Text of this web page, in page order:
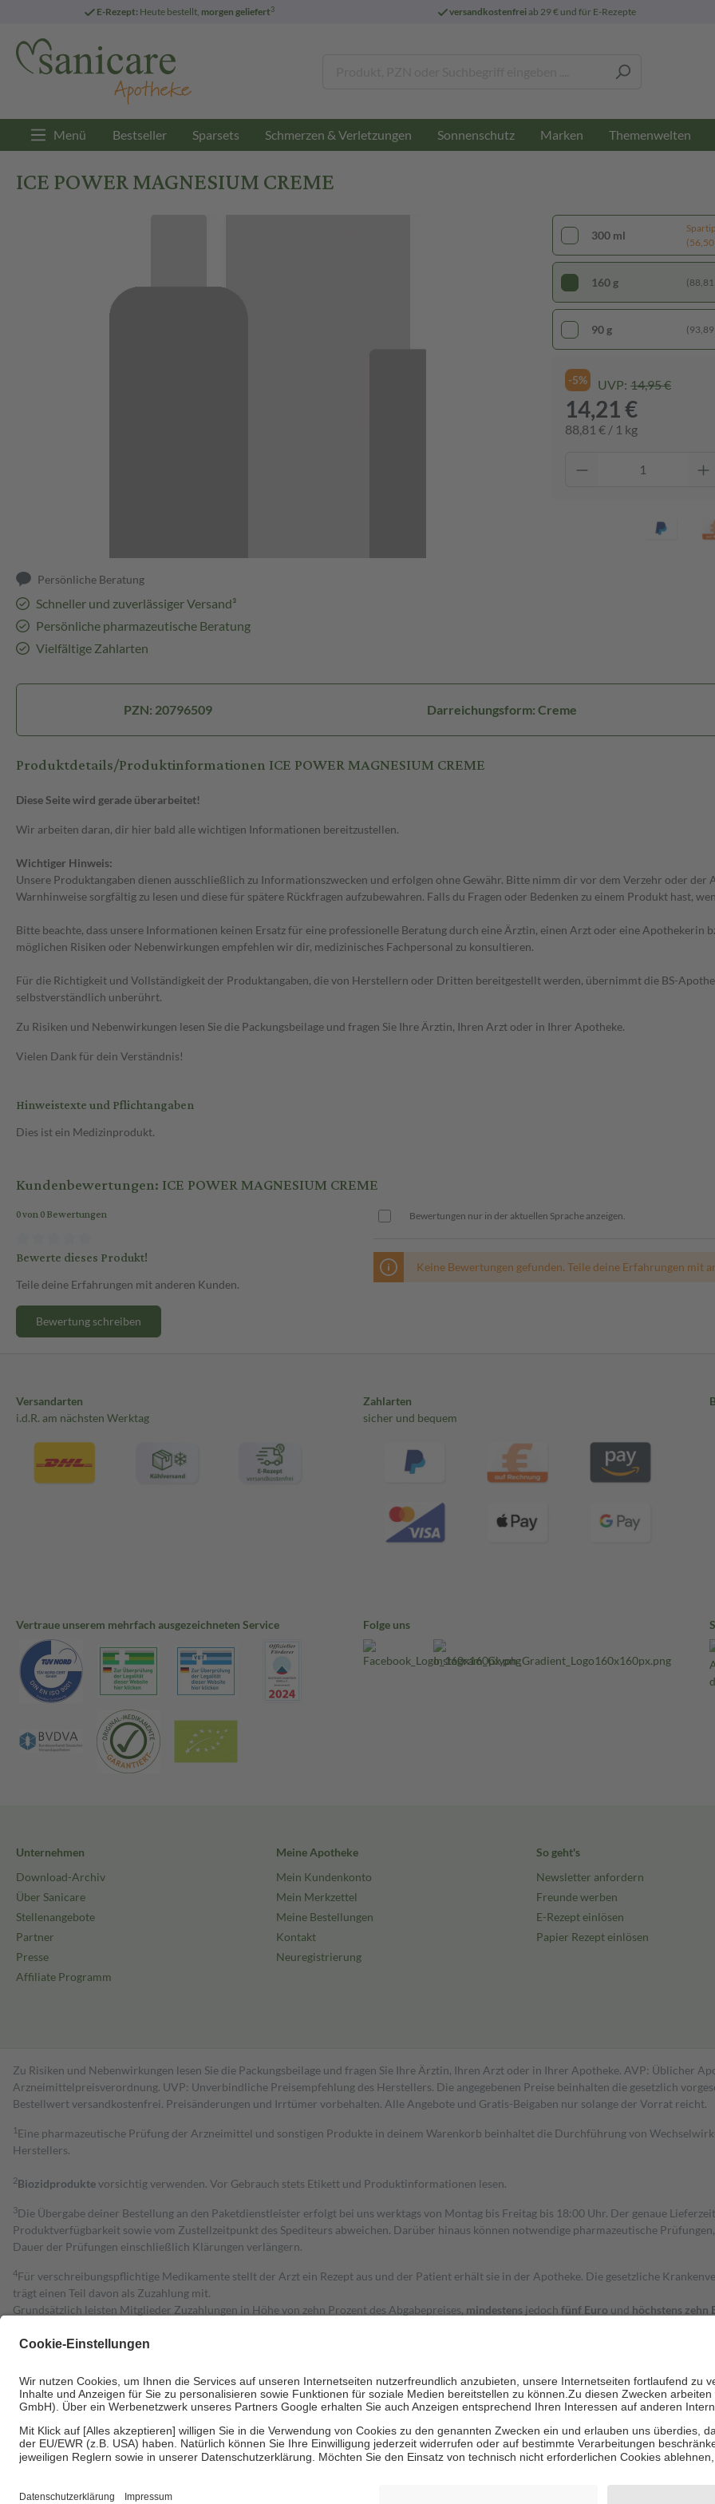
E-Rezept: Heute bestellt, morgen geliefert3 versandkostenfreiab 29 € und für E-Rezepte
Menü Bestseller Sparsets Schmerzen & Verletzungen Sonnenschutz Marken Themenwelten
ICE POWER MAGNESIUM CREME
Persönliche Beratung
Schneller und zuverlässiger Versand³
Persönliche pharmazeutische Beratung
Vielfältige Zahlarten
300 ml
(56,50
160 g (88,81
90 g (93,89
-5% UVP: 14,95 €
14,21 €
88,81 € / 1 kg
PZN: 20796509 Darreichungsform: Creme
Produktdetails/Produktinformationen ICE POWER MAGNESIUM CREME
Diese Seite wird gerade überarbeitet!
Wir arbeiten daran, dir hier bald alle wichtigen Informationen bereitzustellen.
Wichtiger Hinweis:
Unsere Produktangaben dienen ausschließlich zu Informationszwecken und erfolgen ohne Gewähr. Bitte nimm dir vor dem Verzehr oder
Warnhinweise sorgfältig zu lesen und diese für spätere Rückfragen aufzubewahren. Falls du Fragen oder Bedenken zu einem Produkt hast,
Bitte beachte, dass unsere Informationen keinen Ersatz für eine professionelle Beratung durch eine Ärztin, einen Arzt oder eine Apothekerin
möglichen Risiken oder Nebenwirkungen empfehlen wir dir, medizinisches Fachpersonal zu konsultieren.
Für die Richtigkeit und Vollständigkeit der Produktangaben, die von Herstellern oder Dritten bereitgestellt werden, übernimmt die BS-
selbstverständlich unberührt.
Zu Risiken und Nebenwirkungen lesen Sie die Packungsbeilage und fragen Sie Ihre Ärztin, Ihren Arzt oder in Ihrer Apotheke.
Vielen Dank für dein Verständnis!
Hinweistexte und Pflichtangaben
Dies ist ein Medizinprodukt.
Kundenbewertungen: ICE POWER MAGNESIUM CREME
0 von 0 Bewertungen
Bewerte dieses Produkt!
Teile deine Erfahrungen mit anderen Kunden.
Bewertung schreiben
Bewertungen nur in der aktuellen Sprache anzeigen.
Keine Bewertungen gefunden. Teile deine Erfahrungen mit
Versandarten
i.d.R. am nächsten Werktag
Zahlarten
sicher und bequem
Vertraue unserem mehrfach ausgezeichneten Service Folge uns
Unternehmen
Download-Archiv
Über Sanicare
Stellenangebote
Partner
Presse
Affiliate Programm
Meine Apotheke
Mein Kundenkonto
Mein Merkzettel
Meine Bestellungen
Kontakt
Neuregistrierung
So geht's
Newsletter anfordern
Freunde werben
E-Rezept einlösen
Papier Rezept einlösen
Zu Risiken und Nebenwirkungen lesen Sie die Packungsbeilage und fragen Sie Ihre Ärztin, Ihren Arzt oder in Ihrer Apotheke. AVP: Üblicher
Arzneimittelpreisverordnung. UVP: Unverbindliche Preisempfehlung des Herstellers. Die angegebenen Preise beinhalten die gesetzlich
Bestell­wert versand­kosten­frei. Preisänderungen und Irrtümer vorbehalten. Alle Angebote und Gratis-Beigaben nur solange der Vorrat reicht.
1 Eine pharmazeutische Prüfung der Arzneimittel und sonstigen Produkte in deinem Warenkorb beinhaltet die Durchführung von
Herstellers.
2Biozidproduktevorsichtig verwenden. Vor Gebrauch stets Etikett und Produktinformationen lesen.
3Die Übergabe deiner Bestellung an den Paketdienstleister erfolgt bei uns werktags von Montag bis Freitag bis 18:00 Uhr. Der genaue
Produktverfügbarkeit sowie vom Zustellzeitpunkt des Spediteurs abweichen. Darüber hinaus können notwendige pharmazeutische
Dauer der Prüfungen einschließlich Klärungen verlängern.
4Für verschreibungspflichtige Medikamente stellt der Arzt ein Rezept aus und der Patient erhält sie in der Apotheke. Die gesetzliche
trägt einen Teil davon als Zuzahlung mit.
Grundsätzlich leisten Mitglieder Zuzahlungen in Höhe von zehn Prozent des Abgabepreises, mindestens jedoch fünf Euro und höchstens zehn
Diese Regeln gelten grundsätzlich auch für Online-Apotheken.
Um das Engagement der Versicherten für ihre eigene Gesundheit zu stärken und die besondere Stellung der Familie zu unterstützen, fallen
• Kindern und Jugendlichen bis zum vollendeten 18. Lebensjahr mit Ausnahme der Fahrkosten
• Untersuchungen zur Vorsorge und Früherkennung, die von der GKV getragen werden
• empfohlenen Schutzimpfungen
• Harn- und Blutteststreifen
Informationen findest du hier: https://help.etrusted.com/hc/de/articles/4419944605341